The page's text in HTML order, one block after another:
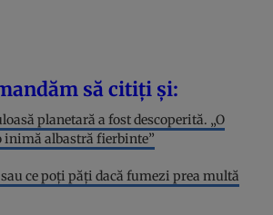
să citiți și:
planetară a fost descoperită. „O
inimă albastră fierbinte”
sau ce poți păți dacă fumezi prea multă